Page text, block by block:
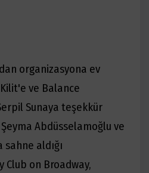
organizasyona ev
ve Balance
Sunaya teşekkür
Abdüsselamoğlu ve
aldığı
Club on Broadway,